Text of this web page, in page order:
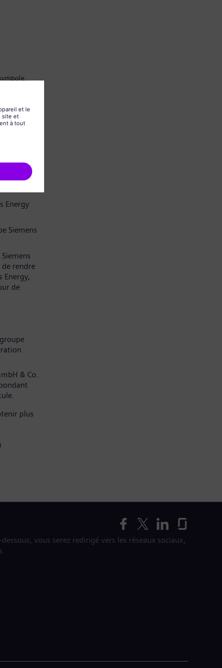
Energy
Siemens
rendre
Energy,
de
& Co.
plus
vous serez redirigé vers les réseaux sociaux,